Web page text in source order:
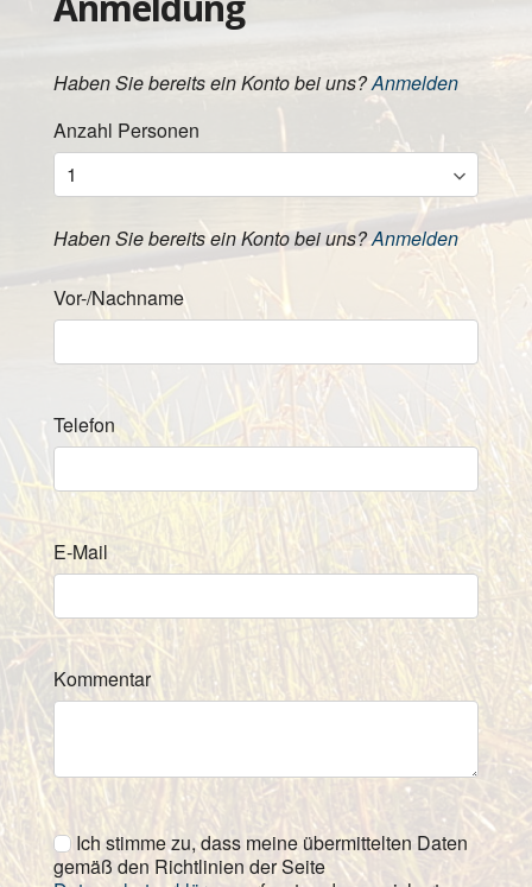
Haben Sie bereits ein Konto bei uns?Anmelden
Anzahl Personen
Haben Sie bereits ein Konto bei uns?Anmelden
Vor-/Nachname
Telefon
E-Mail
Kommentar
Ich stimme zu, dass meine übermittelten Daten
gemäß den Richtlinien der Seite